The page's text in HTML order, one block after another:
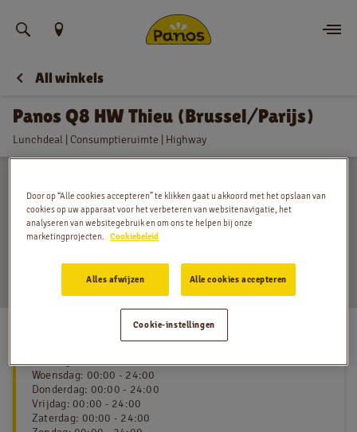
Vind uw locatie
Nieuws
Winkels
Contact
Jobs
All winkels
Lunchdeal | Consumptieruimte | Highway
Panos Q8 HW Thieu (Brussel/Parijs)
Brussel-Parijs E19-E42, Le Roeulx
Woensdag: 00:00 - 24:00
Donderdag: 00:00 - 24:00
Vrijdag: 00:00 - 24:00
Zaterdag: 00:00 - 24:00
Door op “Alle cookies accepteren” te klikken gaat u akkoord met het opslaan van
cookies op uw apparaat voor het verbeteren van websitenavigatie, het
analyseren van websitegebruik en om ons te helpen bij onze
marketingprojecten.
Cookiebeleid
Alles afwijzen Alle cookies accepteren
Cookie-instellingen